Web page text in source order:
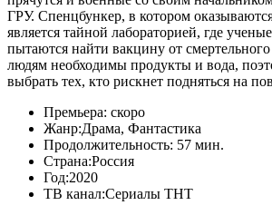
ГРУ. Спенцбункер, в котором
является тайной лабораторией, где
пытаются найти вакцину от
людям необходимы продукты и вода,
выбрать тех, кто рискнет подняться на
Премьера: скоро
Жанр:Драма, Фантастика
Продолжительность: 57 мин.
Страна:Россия
Год:2020
ТВ канал:Сериалы ТНТ